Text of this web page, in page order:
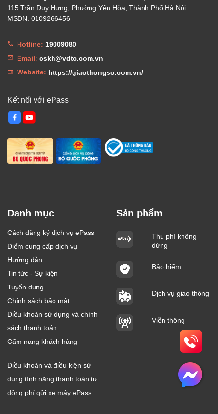
115 Trần Duy Hưng, Phường Yên Hòa, Thành Phố Hà Nội
MSDN: 0109266456
Hotline: 19009080
Email: cskh@vdtc.com.vn
Website: https://giaothongso.com.vn/
Kết nối với ePass
Danh mục
Cách đăng ký dịch vụ ePass
Điểm cung cấp dịch vụ
Hướng dẫn
Tin tức - Sự kiện
Tuyển dụng
Chính sách bảo mật
Điều khoản sử dụng và chính
sách thanh toán
Cẩm nang khách hàng
Điều khoản và điều kiện sử
dụng tính năng thanh toán tự
động phí gửi xe máy ePass
Sản phẩm
Thu phí không
dừng
Bảo hiểm
Dịch vụ giao thông
Viễn thông